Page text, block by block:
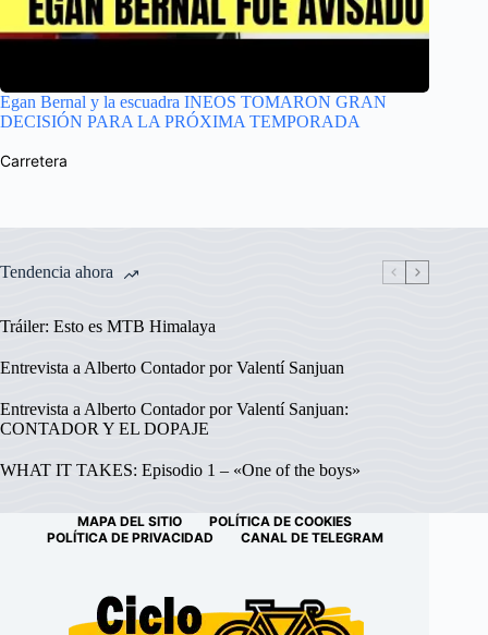
Egan Bernal y la escuadra INEOS TOMARON GRAN
DECISIÓN PARA LA PRÓXIMA TEMPORADA
Carretera
Tendencia ahora
Tráiler: Esto es MTB Himalaya
Entrevista a Alberto Contador por Valentí Sanjuan
Entrevista a Alberto Contador por Valentí Sanjuan:
CONTADOR Y EL DOPAJE
WHAT IT TAKES: Episodio 1 – «One of the boys»
MAPA DEL SITIO
POLÍTICA DE COOKIES
POLÍTICA DE PRIVACIDAD
CANAL DE TELEGRAM